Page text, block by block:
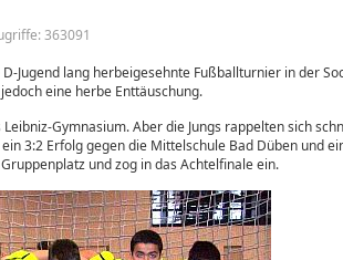
363091
Jugend lang herbeigesehnte Fußballturnier in der
eine herbe Enttäuschung.
Gymnasium. Aber die Jungs rappelten sich
3:2 Erfolg gegen die Mittelschule Bad Düben und
und zog in das Achtelfinale ein.